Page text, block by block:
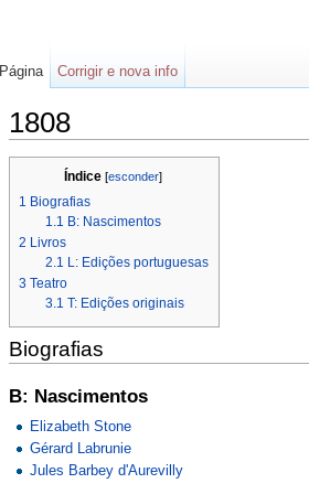
1808
Índice[esconder]
1 Biografias
1.1 B: Nascimentos
2 Livros
2.1 L: Edições portuguesas
3 Teatro
3.1 T: Edições originais
Biografias
B: Nascimentos
Elizabeth Stone
Gérard Labrunie
Jules Barbey d'Aurevilly
Página Corrigir e nova info